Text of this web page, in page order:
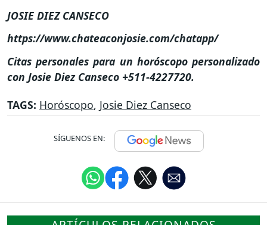
JOSIE DIEZ CANSECO
https://www.chateaconjosie.com/chatapp/
Citas personales para un horóscopo personalizado
con Josie Diez Canseco +511-4227720.
TAGS: Horóscopo, Josie Diez Canseco
SÍGUENOS EN: